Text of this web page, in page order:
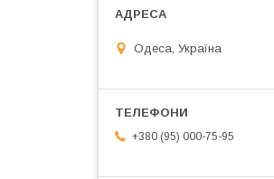
Одеса, Україна
+380 (95) 000-75-95